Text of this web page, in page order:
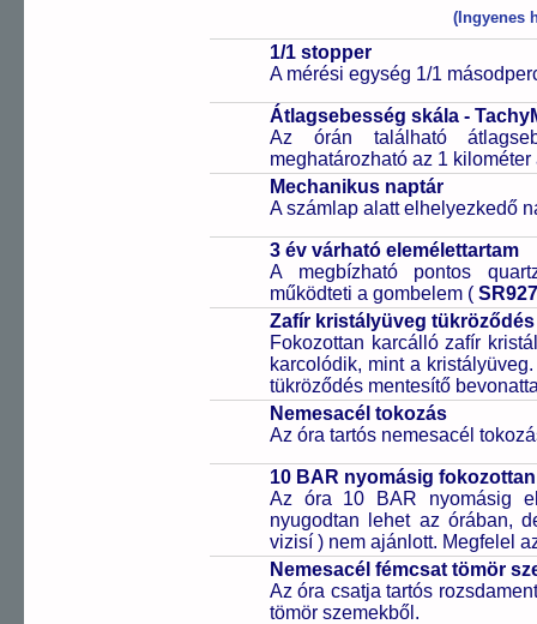
(Ingyenes
1/1 stopper
A mérési egység 1/1
Átlagsebesség skála -
Az órán található
meghatározható az 1
Mechanikus naptár
A számlap alatt elhelyezkedő
3 év várható elemélettartam
A megbízható pontos
működteti a gombelem (
Zafír kristályüveg
Fokozottan karcálló zafír
karcolódik, mint a
tükröződés mentesítő
Nemesacél tokozás
Az óra tartós nemesacél
10 BAR nyomásig
Az óra 10 BAR nyomásig
nyugodtan lehet az órában,
vizisí ) nem ajánlott. Megfelel
Nemesacél fémcsat tömör
Az óra csatja tartós
tömör szemekből.